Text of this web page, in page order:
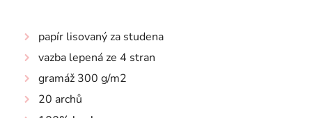
papír lisovaný za studena
vazba lepená ze 4 stran
gramáž 300 g/m2
20 archů